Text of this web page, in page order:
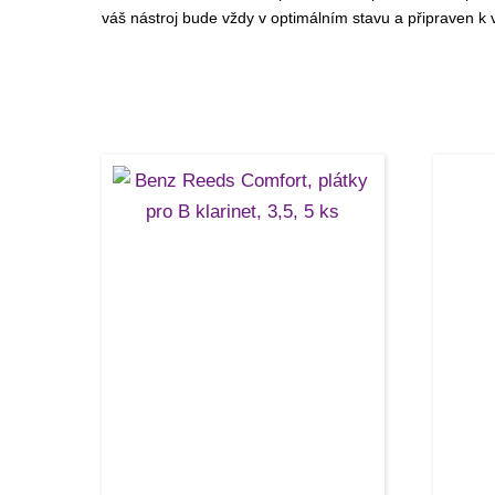
váš nástroj bude vždy v optimálním stavu a připraven k